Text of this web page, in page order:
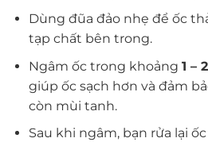
Dùng đũa đảo nhẹ để ốc
tạp chất bên trong.
Ngâm ốc trong khoảng 1 –
giúp ốc sạch hơn và đảm
còn mùi tanh.
Sau khi ngâm, bạn rửa lại